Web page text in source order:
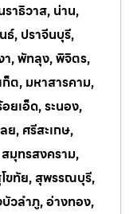
าธิวาส, น่าน,
ธ์, ปราจีนบุรี,
า, พัทลุง, พิจิตร,
ต, มหาสารคาม,
ยเอ็ด, ระนอง,
ย, ศรีสะเกษ,
มุทรสงคราม,
ขทัย, สุพรรณบุรี,
วลำภู, อ่างทอง,